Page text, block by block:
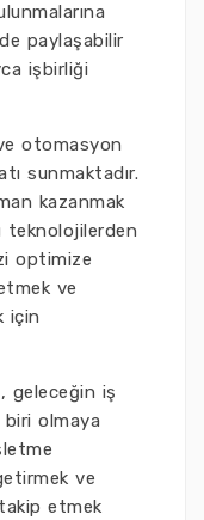
paylaşabilir
işbirliği
otomasyon
sunmaktadır.
kazanmak
teknolojilerden
optimize
ve
için
geleceğin iş
biri olmaya
ve
etmek